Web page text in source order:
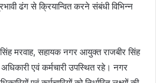
ढंग से क्रियान्वित करने संबंधी विभिन्न
मरवाह, सहायक नगर आयुक्त राजबीर सिंह
एवं कर्मचारी उपस्थित रहे। नगर